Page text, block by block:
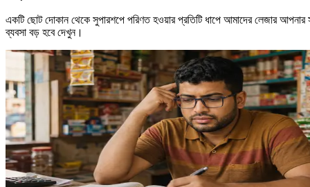
একটি ছোট দোকান থেকে সুপারশপে পরিণত হওয়ার প্রতিটি ধাপে আমাদের লেজার আপনার
ব্যবসা বড় হবে দেখুন।